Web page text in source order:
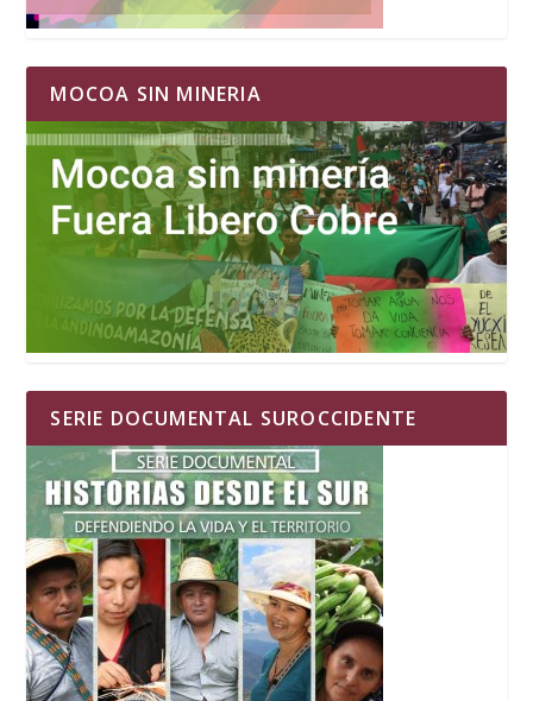
MOCOA SIN MINERIA
SERIE DOCUMENTAL SUROCCIDENTE